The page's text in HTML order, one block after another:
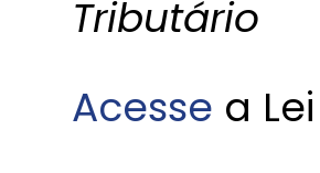
Tributário
Acesse a